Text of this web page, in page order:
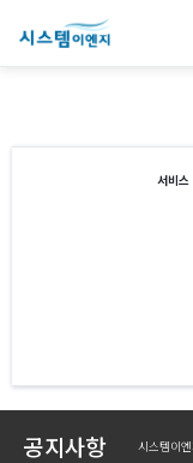
서비스
공지사항 시스템이